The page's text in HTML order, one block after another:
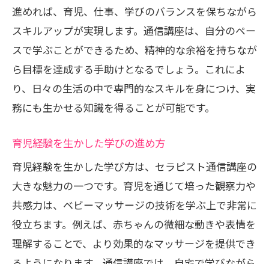
進めれば、育児、仕事、学びのバランスを保ちながら
スキルアップが実現します。通信講座は、自分のペー
スで学ぶことができるため、精神的な余裕を持ちなが
ら目標を達成する手助けとなるでしょう。これによ
り、日々の生活の中で専門的なスキルを身につけ、実
務にも生かせる知識を得ることが可能です。
育児経験を生かした学びの進め方
育児経験を生かした学び方は、セラピスト通信講座の
大きな魅力の一つです。育児を通じて培った観察力や
共感力は、ベビーマッサージの技術を学ぶ上で非常に
役立ちます。例えば、赤ちゃんの微細な動きや表情を
理解することで、より効果的なマッサージを提供でき